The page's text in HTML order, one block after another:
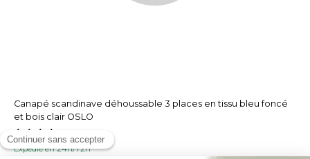
Canapé scandinave déhoussable 3 places en tissu bleu foncé
et bois clair OSLO
Expedié en 24h/72h